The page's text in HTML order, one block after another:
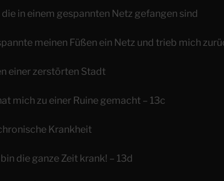
die in einem gespannten Netz gefangen sind
meinen Füßen ein Netz und trieb mich
einer zerstörten Stadt
mich zu einer Ruine gemacht – 13c
Krankheit
die ganze Zeit krank! – 13d